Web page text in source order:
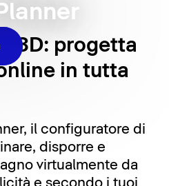
3D: progetta
in tutta
il configuratore di
disporre e
virtualmente da